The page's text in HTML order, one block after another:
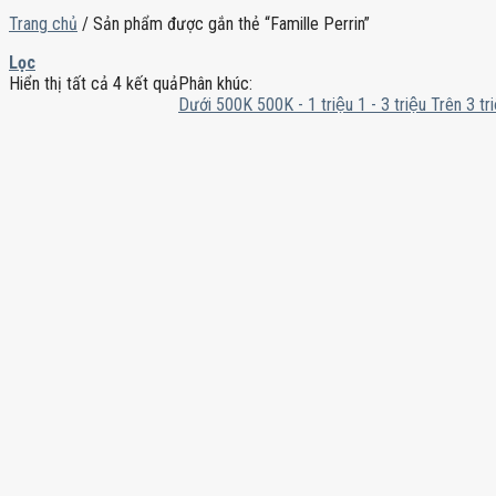
Trang chủ / Sản phẩm được gắn thẻ “Famille Perrin”
Lọc
Hiển thị tất cả 4 kết quảPhân khúc:
Dưới 500K 500K - 1 triệu 1 - 3 triệu Trên 3